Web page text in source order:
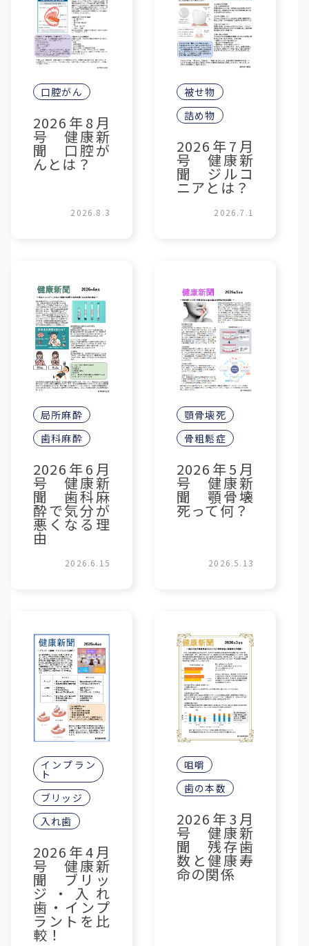
口腔がん
2026年8月
号 健康新
聞 口腔が
んとは？
2026.8.3
被せ物
詰め物
2026年7月
号 健康新
聞 ジルコ
ニアとは？
2026.7.1
局所麻酔
歯科麻酔
2026年6月
号 健康新
聞 歯科麻
酔で気分が
悪くなる理
由
2026.6.15
顎骨壊死
骨粗鬆症
2026年5月
号 健康新
聞 顎骨壊
死って何？
2026.5.13
インプラン
ト
ブリッジ
入れ歯
2026年4月
号 健康新
聞 ブリッ
ジ・入れ
歯・インプ
ラントを比
較！
咀嚼
歯の本数
2026年3月
号 健康新
聞 残存歯
数と健康寿
命の関係